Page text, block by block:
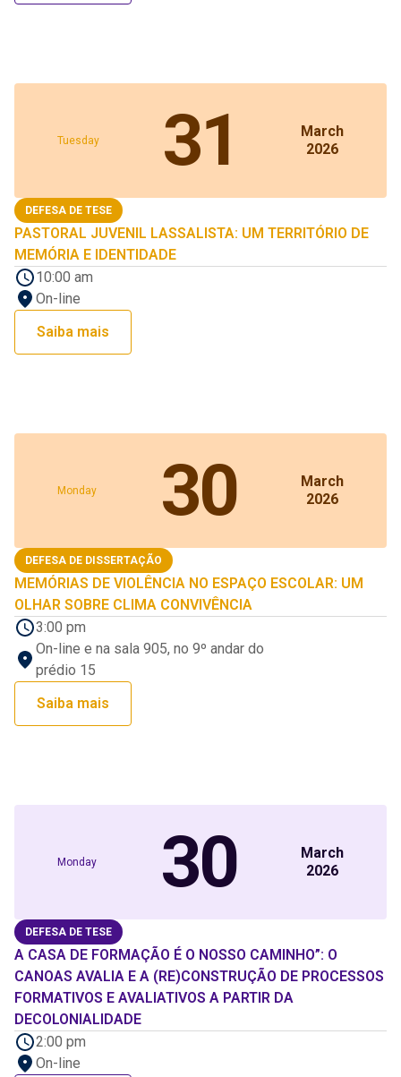
Tuesday 31
March
2026
DEFESA DE TESE
PASTORAL JUVENIL LASSALISTA: UM TERRITÓRIO DE
MEMÓRIA E IDENTIDADE
10:00 am
On-line
Saiba mais
Monday 30
March
2026
DEFESA DE DISSERTAÇÃO
MEMÓRIAS DE VIOLÊNCIA NO ESPAÇO ESCOLAR: UM
OLHAR SOBRE CLIMA CONVIVÊNCIA
3:00 pm
On-line e na sala 905, no 9º andar do
prédio 15
Saiba mais
Monday 30
March
2026
DEFESA DE TESE
A CASA DE FORMAÇÃO É O NOSSO CAMINHO”: O
CANOAS AVALIA E A (RE)CONSTRUÇÃO DE PROCESSOS
FORMATIVOS E AVALIATIVOS A PARTIR DA
DECOLONIALIDADE
2:00 pm
On-line